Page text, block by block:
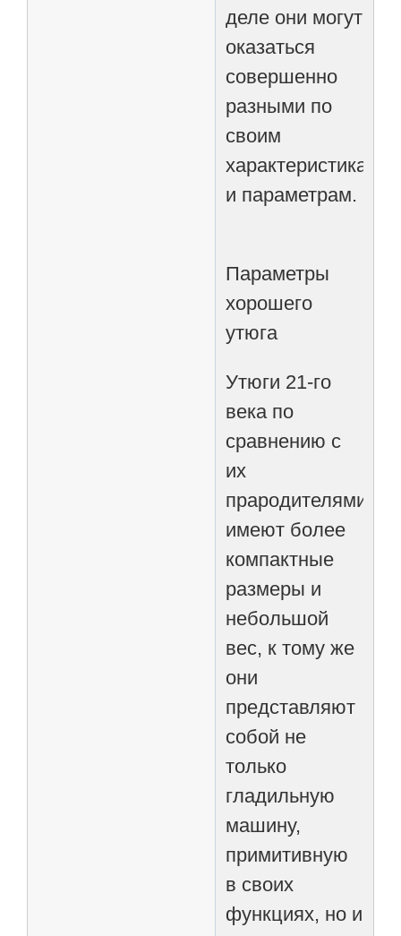
деле они могут
оказаться
совершенно
разными по
своим
характеристикам
и параметрам.
Параметры
хорошего
утюга
Утюги 21-го
века по
сравнению с
их
прародителями
имеют более
компактные
размеры и
небольшой
вес, к тому же
они
представляют
собой не
только
гладильную
машину,
примитивную
в своих
функциях, но и